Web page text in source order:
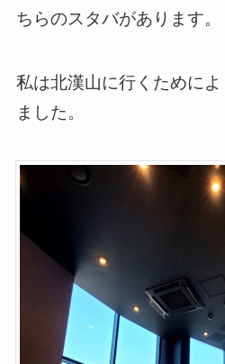
ちらのスタバがあります。
私は北漢山に行くために
ました。